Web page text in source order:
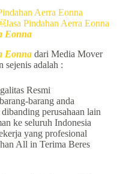
Aerra Eonna
Pindahan Aerra Eonna
Eonna
Eonna dari Media Mover
sejenis adalah :
Resmi
barang anda
perusahaan lain
ke seluruh Indonesia
yang profesional
All in Terima Beres